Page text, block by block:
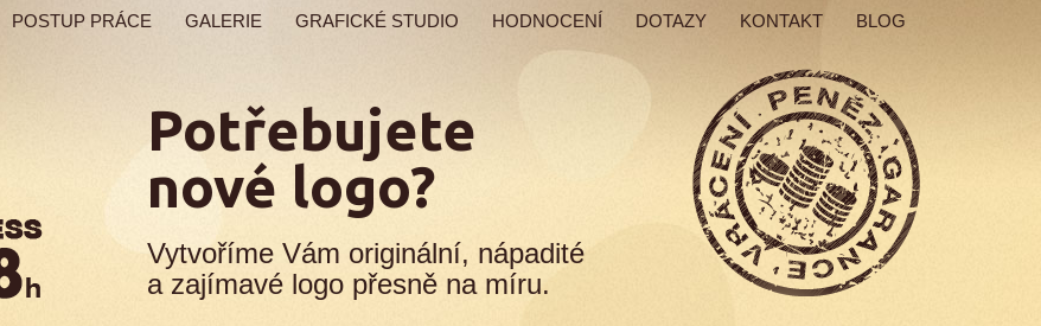
POSTUP PRÁCE GALERIE GRAFICKÉ STUDIO HODNOCENÍ DOTAZY KONTAKT BLOG
Potřebujete
nové logo?
Vytvoříme Vám originální, nápadité
a zajímavé logo přesně na míru.